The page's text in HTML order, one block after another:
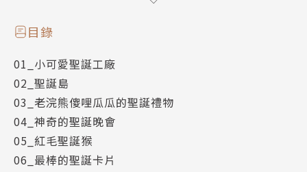
六個關於聖誕節的童話，述說著每個人對於聖誕節
的期盼、對聖誕老公公許下各式各樣的願望。這些願望
各式各樣的超級任務，聖誕老公公總可以在好夥伴小精
靈們，以及馴鹿的幫助下，一一完成。
目錄
1.小可愛聖誕工廠
2.聖誕島
目錄
01_小可愛聖誕工廠
02_聖誕島
03_老浣熊傻哩瓜瓜的聖誕禮物
04_神奇的聖誕晚會
05_紅毛聖誕猴
06_最棒的聖誕卡片